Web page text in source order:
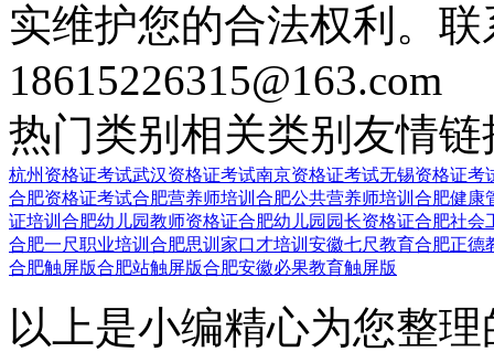
实维护您的合法权利。
18615226315@163.com
热门类别 相关类别 友情链
杭州资格证考试武汉资格证考试南京资格证考试无锡资格证考
合肥资格证考试合肥营养师培训 合肥公共营养师培训 合肥健康
证培训 合肥幼儿园教师资格证合肥幼儿园园长资格证合肥社会
合肥一尺职业培训 合肥思训家口才培训 安徽七尺教育合肥正德
合肥触屏版合肥站触屏版合肥安徽必果教育触屏版
以上是小编精心为您整